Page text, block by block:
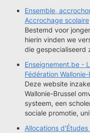
Ensemble,
Accrochage scolaire
Bestemd voor
hierin vinden we
die gespecialiseerd
Enseignement.be -
Fédération
Deze website
Wallonie-Brussel
systeem, een
sociale promotie,
Allocations